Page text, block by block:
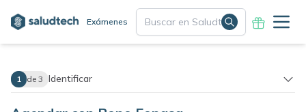
Exámenes
1 de 3 Identificar